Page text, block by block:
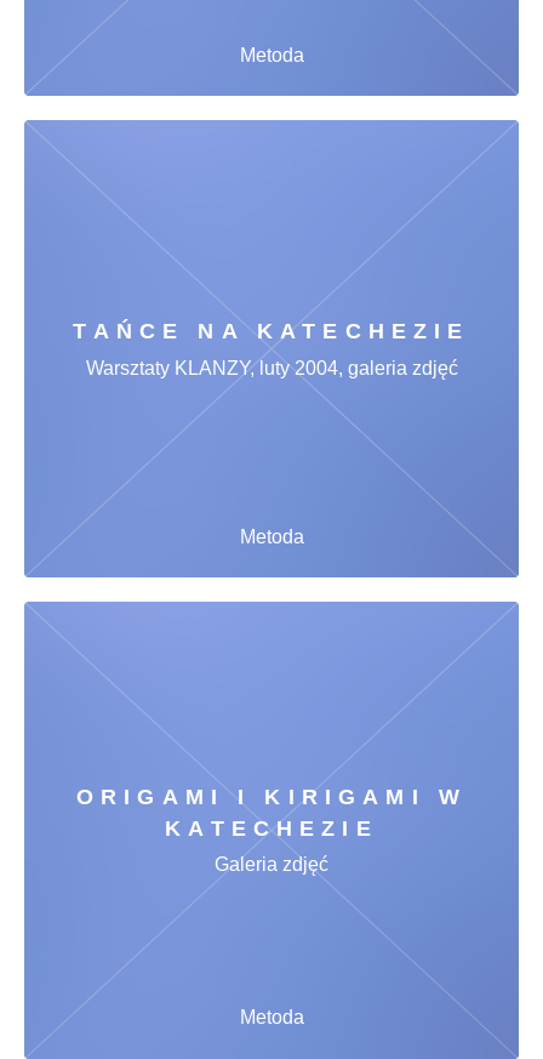
Metoda
TAŃCE NA KATECHEZIE
Metoda
Warsztaty KLANZY, luty 2004, galeria zdjęć
ORIGAMI I KIRIGAMI W
KATECHEZIE
Metoda
Galeria zdjęć